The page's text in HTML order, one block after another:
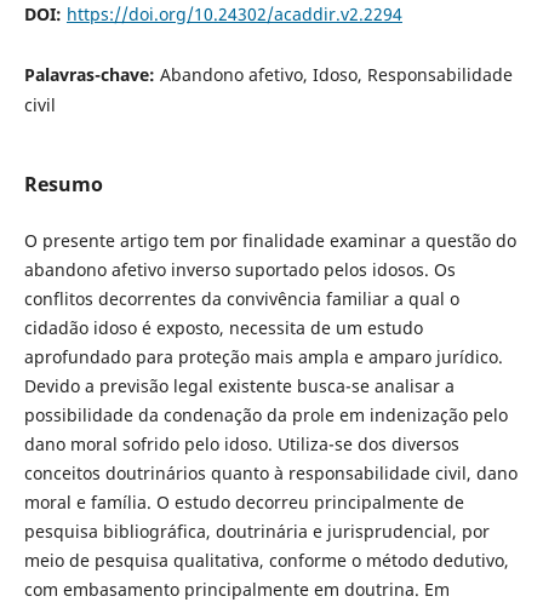
DOI: https://doi.org/10.24302/acaddir.v2.2294
Palavras-chave: Abandono afetivo, Idoso, Responsabilidade
civil
Resumo
O presente artigo tem por finalidade examinar a questão do
abandono afetivo inverso suportado pelos idosos. Os
conflitos decorrentes da convivência familiar a qual o
cidadão idoso é exposto, necessita de um estudo
aprofundado para proteção mais ampla e amparo jurídico.
Devido a previsão legal existente busca-se analisar a
possibilidade da condenação da prole em indenização pelo
dano moral sofrido pelo idoso. Utiliza-se dos diversos
conceitos doutrinários quanto à responsabilidade civil, dano
moral e família. O estudo decorreu principalmente de
pesquisa bibliográfica, doutrinária e jurisprudencial, por
meio de pesquisa qualitativa, conforme o método dedutivo,
com embasamento principalmente em doutrina. Em